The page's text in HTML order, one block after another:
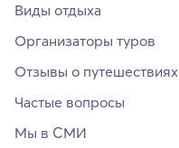
Виды отдыха
Организаторы туров
Отзывы о путешествиях
Частые вопросы
Мы в СМИ